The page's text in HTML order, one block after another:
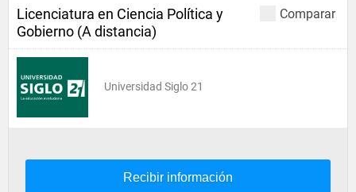
Comparar
Licenciatura en Ciencia Política y
Gobierno (A distancia)
Universidad Siglo 21
Recibir información